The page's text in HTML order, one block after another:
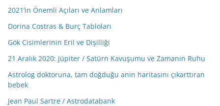
2021’in Önemli Açıları ve Anlamları
Dorina Costras & Burç Tabloları
Gök Cisimlerinin Eril ve Dişilliği
21 Aralık 2020: Jüpiter / Satürn Kavuşumu ve Zamanın Ruhu
Astrolog doktoruna, tam doğduğu anın haritasını çıkarttıran
bebek
Jean Paul Sartre / Astrodatabank